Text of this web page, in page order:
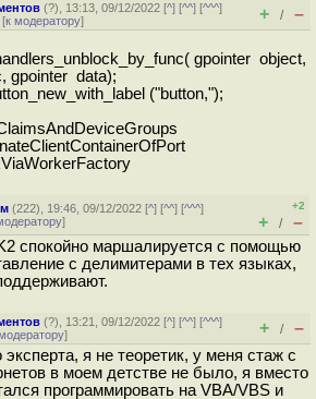
(?), 13:13, 09/12/2022 [^] [^^] [^^^]
к модератору] + / –
gpointer object,
gpointer data);
("button,");
(222), 19:46, 09/12/2022 [^] [^^] [^^^]
]
+2
+ / –
спокойно маршалируется с помощью
с делимитерами в тех языках,
(?), 13:21, 09/12/2022 [^] [^^] [^^^]
] + / –
я не теоретик, у меня стаж с
в моем детстве не было, я вместо
программировать на VBA/VBS и